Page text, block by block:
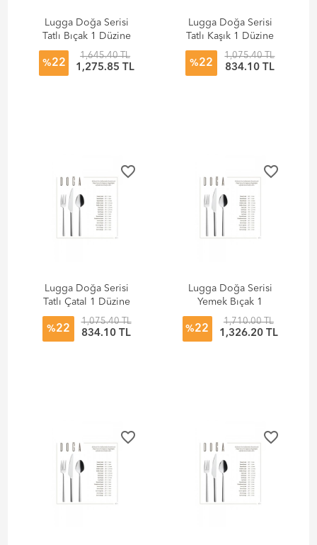
Lugga Doğa Serisi
Tatlı Bıçak 1 Düzine
(12 Adet)
%22
1,645.40 TL
1,275.85 TL
Lugga Doğa Serisi
Tatlı Kaşık 1 Düzine
(12 Adet)
%22
1,075.40 TL
834.10 TL
favorite_border
Lugga Doğa Serisi
Tatlı Çatal 1 Düzine
(12 Adet)
%22
1,075.40 TL
834.10 TL
favorite_border
Lugga Doğa Serisi
Yemek Bıçak 1
Düzine (12 Adet)
%22
1,710.00 TL
1,326.20 TL
favorite_border favorite_border